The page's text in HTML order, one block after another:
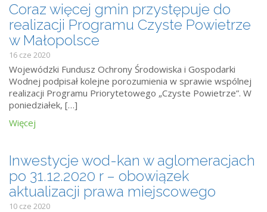
Coraz więcej gmin przystępuje do
realizacji Programu Czyste Powietrze
w Małopolsce
16 cze 2020
Wojewódzki Fundusz Ochrony Środowiska i Gospodarki
Wodnej podpisał kolejne porozumienia w sprawie wspólnej
realizacji Programu Priorytetowego „Czyste Powietrze”. W
poniedziałek, […]
Więcej
Inwestycje wod-kan w aglomeracjach
po 31.12.2020 r – obowiązek
aktualizacji prawa miejscowego
10 cze 2020